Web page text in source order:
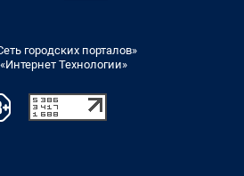
городских порталов»
Технологии»